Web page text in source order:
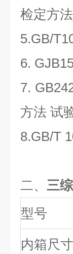
检定方
5.GB/
6.
7.
方法 试
8.GB/T
二、 三
型号
内箱尺